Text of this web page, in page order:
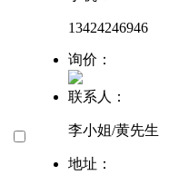
13424246946
询价：
联系人：
李小姐/黄先生
地址：